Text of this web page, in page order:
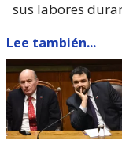
sus labores
Lee también...